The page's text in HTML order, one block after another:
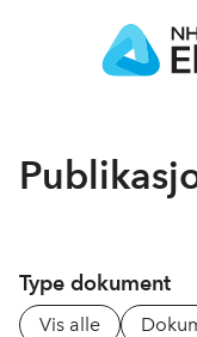
Type dokument
Vis alle